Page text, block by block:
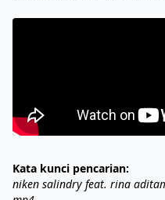
Kata kunci pencarian:
niken salindry feat. rina